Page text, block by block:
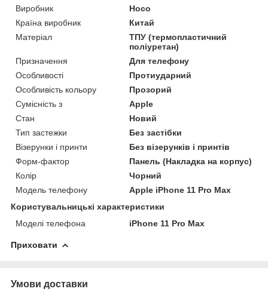
Виробник
Hoco
Країна виробник
Китай
Матеріал
ТПУ (термопластичний
поліуретан)
Призначення
Для телефону
Особливості
Протиударний
Особливість кольору
Прозорий
Сумісність з
Apple
Стан
Новий
Тип застежки
Без застібки
Візерунки і принти
Без візерунків і принтів
Форм-фактор
Панель (Накладка на корпус)
Колір
Чорний
Модель телефону
Apple iPhone 11 Pro Max
Користувальницькі характеристики
Моделі телефона
iPhone 11 Pro Max
Приховати
Умови доставки